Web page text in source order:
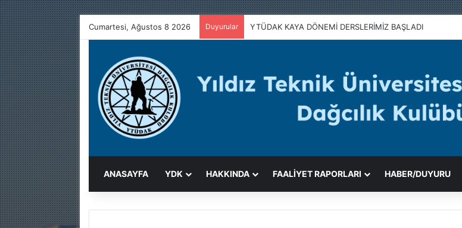
Cumartesi, Ağustos 8 2026 Duyurular YTÜDAK KAYA DÖNEMİ DERSLERİMİZ BAŞLADI
ANASAYFA YDK HAKKINDA FAALIYET RAPORLARI HABER/DUYURU